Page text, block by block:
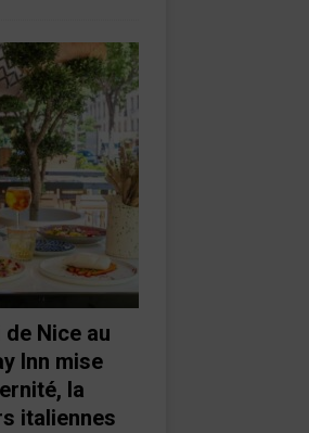
Nice au
Inn mise
la
italiennes